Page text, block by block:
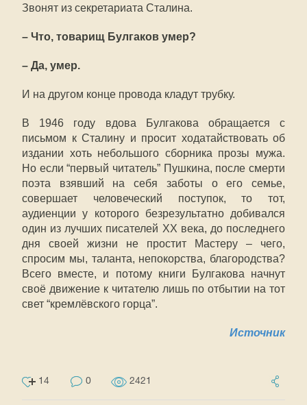
Звонят из секретариата Сталина.
– Что, товарищ Булгаков умер?
– Да, умер.
И на другом конце провода кладут трубку.
В 1946 году вдова Булгакова обращается с
письмом к Сталину и просит ходатайствовать об
издании хоть небольшого сборника прозы мужа.
Но если “первый читатель” Пушкина, после смерти
поэта взявший на себя заботы о его семье,
совершает человеческий поступок, то тот,
аудиенции у которого безрезультатно добивался
один из лучших писателей XX века, до последнего
дня своей жизни не простит Мастеру – чего,
спросим мы, таланта, непокорства, благородства?
Всего вместе, и потому книги Булгакова начнут
своё движение к читателю лишь по отбытии на тот
свет “кремлёвского горца”.
Источник
14 0 2421